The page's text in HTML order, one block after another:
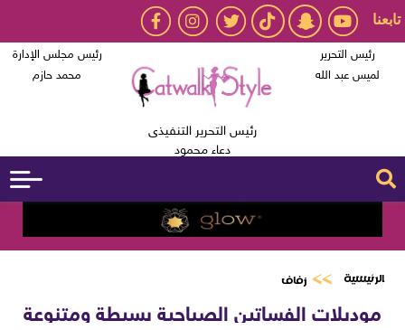
تابعنا
رئيس التحرير
لميس عبد الله
رئيس التحرير التنفيذى
دعاء محمود
رئيس مجلس الإدارة
محمد حازم
الرئيسية زفاف
موديلات الفساتين الصباحية بسيطة ومتنوعة